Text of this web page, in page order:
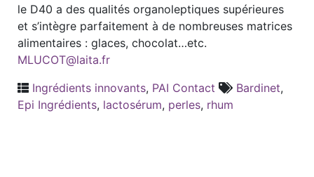
le D40 a des qualités organoleptiques supérieures
et s’intègre parfaitement à de nombreuses matrices
alimentaires : glaces, chocolat…etc.
MLUCOT@laita.fr
Ingrédients innovants, PAI Contact Bardinet,
Epi Ingrédients, lactosérum, perles, rhum